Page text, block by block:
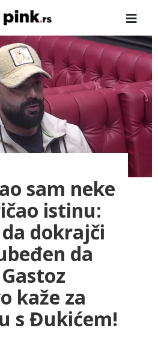
sam neke
istinu:
dokrajči
da
kaže za
s Đukićem!